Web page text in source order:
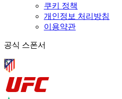
쿠키 정책
개인정보 처리방침
이용약관
공식 스폰서